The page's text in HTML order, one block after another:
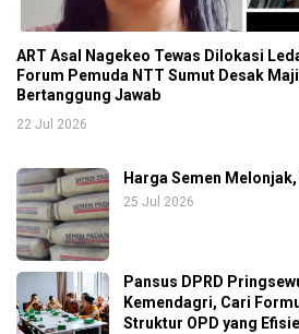
ART Asal Nagekeo Tewas Dilokasi
Forum Pemuda NTT Sumut Desak
Bertanggung Jawab
22 Jul 2026
Harga Semen
25 Jul 2026
Pansus DPRD
Kemendagri, Cari
Struktur OPD yang